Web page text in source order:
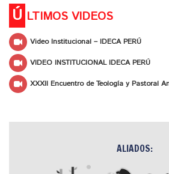
Ú LTIMOS VIDEOS
Video Institucional – IDECA PERÚ
VIDEO INSTITUCIONAL IDECA PERÚ
XXXII Encuentro de Teología y Pastoral
ALIADOS: